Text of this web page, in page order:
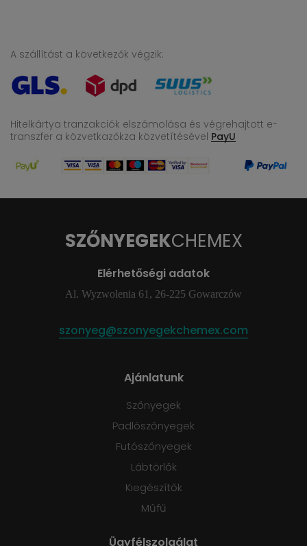
A szállítást a következők végzik:
Hitelkártya tranzakciók elszámolása és végrehajtott e-
transzfer a közvetkazőkza közvetítésével PayU
SZŐNYEGEKCHEMEX
Elérhetőségi adatok
Al. Wyzwolenia 61, 26-225 Gowarczów
szonyeg@szonyegekchemex.com
Ajánlatunk
Szőnyegek
Padlószőnyegek
Futószőnyegek
Lábtörlők
Kiegészítők
Műfű
Ügyfélszolgálat